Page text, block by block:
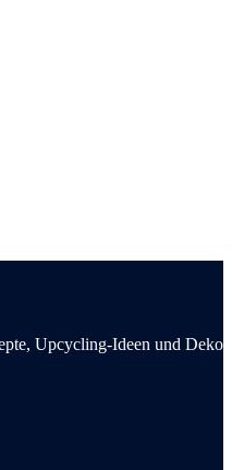
Upcycling-Ideen und Deko